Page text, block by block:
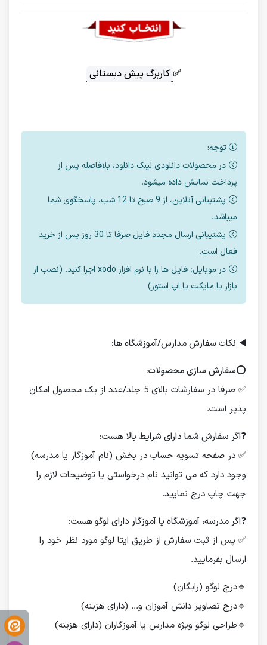
✅ کاربرگ پیش دبستانی
توجه:
در محصولات دانلودی لینک دانلود، بلافاصله پس از
پرداخت نمایش داده میشود.
پشتیبانی آنلاین، از 9 صبح تا 12 شب، پاسخگوی شما
میباشد.
پشتیبانی ارسال مجدد فایل صرفا تا 30 روز پس از خرید
فعال است.
در موبایل: فایل ها را با نرم افزار xodo اجرا کنید. (نصب از
بازار یا مایکت یا اپ استور)
◀️ نکات سفارش مدارس/آموزشگاه ها:
⭕️سفارش سازی محصولات:
✅ صرفا در سفارشات بالای 5 جلد/عدد از یک محصول امکان
پذیر است.
❓اگر سفارش شما دارای شرایط بالا هست:
✅ در صفحه تسویه حساب در بخش (نام آموزگار یا مدرسه)
وجود دارد که می توانید نام درخواستی یا توضیحات لازم را
جهت چاپ درج نمایید.
❓اگر مدرسه، آموزشگاه یا آموزگار دارای لوگو هست:
✅ پس از ثبت سفارش از طریق ایتا لوگو مورد نظر خود را
ارسال بفرمایید.
🔹درج لوگو (رایگان)
🔹درج تصاویر دانش آموزان و... (دارای هزینه)
🔹طراحی لوگو ویژه مدارس یا آموزگاران (دارای هزینه)